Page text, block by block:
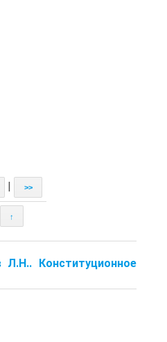
>>
↑
Л.Н.. Конституционное